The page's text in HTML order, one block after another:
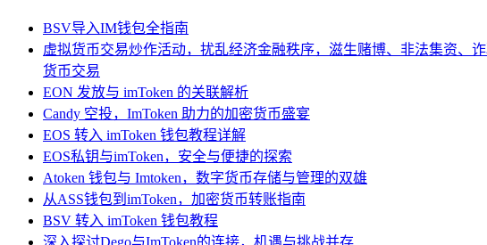
BSV导入IM钱包全指南
虚拟货币交易炒作活动，扰乱经济金融秩序，滋生赌博、非法集资、
货币交易
EON 发放与 imToken 的关联解析
Candy 空投，ImToken 助力的加密货币盛宴
EOS 转入 imToken 钱包教程详解
EOS私钥与imToken，安全与便捷的探索
Atoken 钱包与 Imtoken，数字货币存储与管理的双雄
从ASS钱包到imToken，加密货币转账指南
BSV 转入 imToken 钱包教程